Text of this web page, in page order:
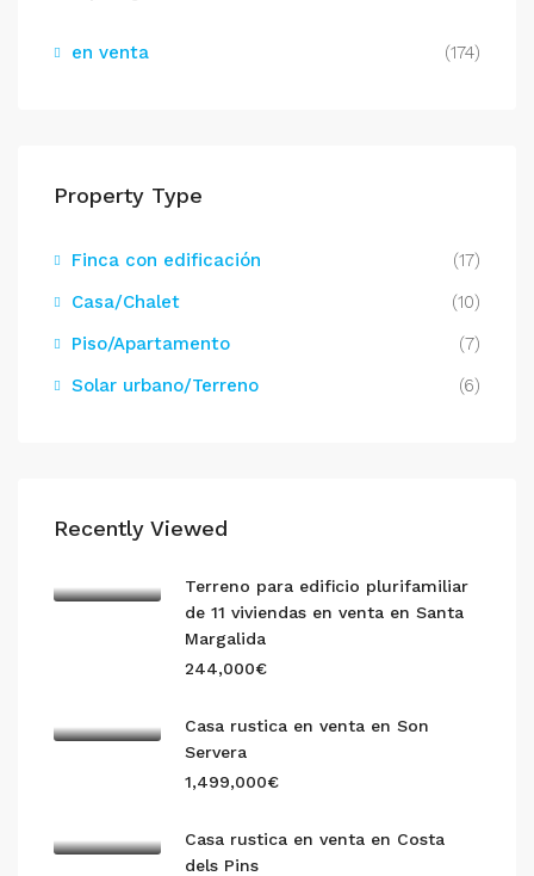
en venta (174)
Property Type
Finca con edificación
(17)
Casa/Chalet
(10)
Piso/Apartamento
(7)
Solar urbano/Terreno
(6)
Recently Viewed
Terreno para edificio plurifamiliar
de 11 viviendas en venta en Santa
Margalida
244,000€
Casa rustica en venta en Son
Servera
1,499,000€
Casa rustica en venta en Costa
dels Pins